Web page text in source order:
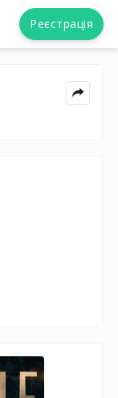
Реєстрація